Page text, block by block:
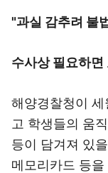
"과실 감추려 불
수사상 필요하
해양경찰청이
고 학생들의 움
등이 담겨져 있
메모리카드 등